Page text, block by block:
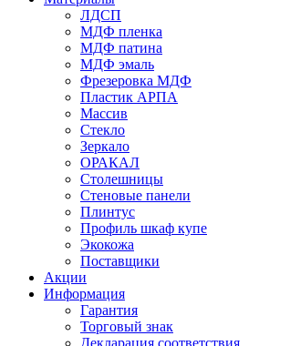
ЛДСП
МДФ пленка
МДФ патина
МДФ эмаль
Фрезеровка МДФ
Пластик АРПА
Массив
Стекло
Зеркало
ОРАКАЛ
Столешницы
Стеновые панели
Плинтус
Профиль шкаф купе
Экокожа
Поставщики
Акции
Информация
Гарантия
Торговый знак